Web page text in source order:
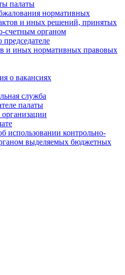
палаты
нормативных
и иных решений, принятых
счетным органом
и иных нормативных правовых
о вакансиях
служба
палаты
использовании контрольно-
выделяемых бюджетных